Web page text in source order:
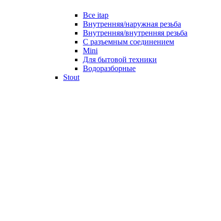
Все itap
Внутренняя/наружная резьба
Внутренняя/внутренняя резьба
С разъемным соединением
Mini
Для бытовой техники
Водоразборные
Stout